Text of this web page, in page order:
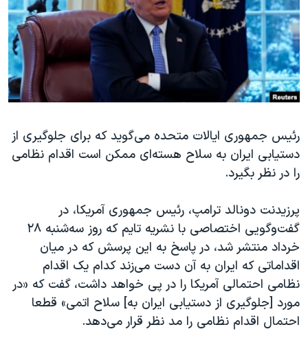
فرهنگ و زندگی
حقوق شهروندی
اقتصادی
علم و فناوری
گالری عکس
آرشیو پخش زنده
مستندها
انتخابات ریاست جمهوری آمریکا ۲۰۲۴
حمله جمهوری اسلامی به اسرائیل
رمز مهسا
اعتراضات زن، زندگی، آزادی
مجموعه مستندهای دادخواهی
دادگاه حمید نوری
چهل سال گروگان‌گیری
قانون شفافیت دارائی کادر رهبری ایران
اعتراضات مردمی آبان ۹۸
اسرائیل در جنگ
دنبال کنید
زبانهای مختلف
رئیس جمهوری ایالات متحده می‌گوید که برای جلوگیری از
دستیابی ایران به سلاح هسته‌ای ممکن است اقدام نظامی
را در نظر بگیرد.
پرزیدنت دونالد ترامپ، رئیس جمهوری آمریکا، در
گفت‌وگویی اختصاصی با نشریه تایم که روز سه‌شنبه ۲۸
خرداد منتشر شد، در پاسخ به این پرسش که در میان
اقداماتی که ایران به آن دست می‌زند کدام یک اقدام
نظامی احتمالی آمریکا را در پی خواهد داشت، گفت که «در
مورد [جلوگیری از دستیابی ایران به] سلاح اتمی» قطعا
احتمال اقدام نظامی را مد نظر قرار می‌دهد.